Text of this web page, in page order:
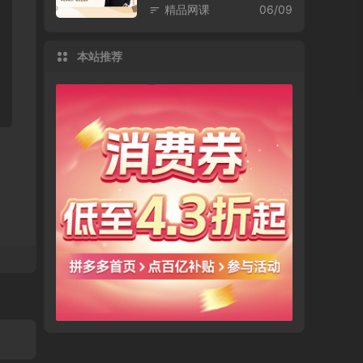
06/09
精品网课
本站推荐